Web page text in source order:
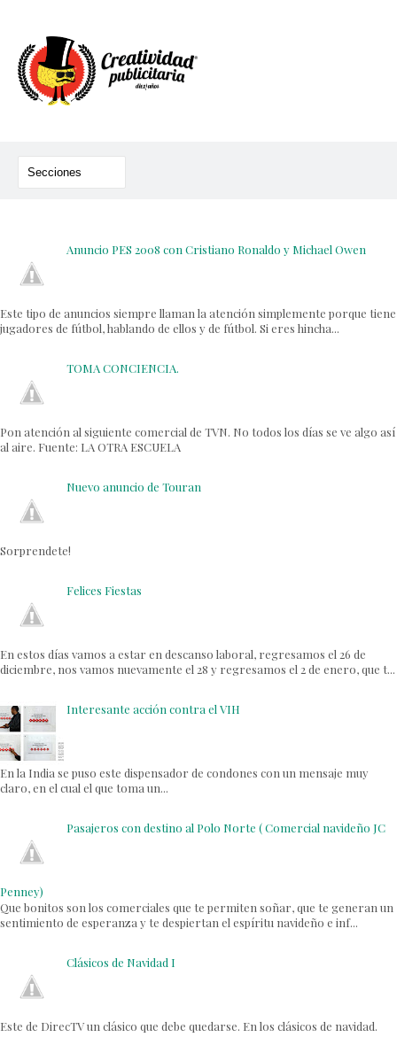
Anuncio PES 2008 con Cristiano Ronaldo y Michael Owen
Este tipo de anuncios siempre llaman la atención simplemente porque tiene
jugadores de fútbol, hablando de ellos y de fútbol. Si eres hincha...
TOMA CONCIENCIA.
Pon atención al siguiente comercial de TVN. No todos los días se ve algo así
al aire. Fuente: LA OTRA ESCUELA
Nuevo anuncio de Touran
Sorprendete!
Felices Fiestas
En estos días vamos a estar en descanso laboral, regresamos el 26 de
diciembre, nos vamos nuevamente el 28 y regresamos el 2 de enero, que t...
Interesante acción contra el VIH
En la India se puso este dispensador de condones con un mensaje muy
claro, en el cual el que toma un...
Pasajeros con destino al Polo Norte ( Comercial navideño JC
Penney)
Que bonitos son los comerciales que te permiten soñar, que te generan un
sentimiento de esperanza y te despiertan el espíritu navideño e inf...
Clásicos de Navidad I
Este de DirecTV un clásico que debe quedarse. En los clásicos de navidad.